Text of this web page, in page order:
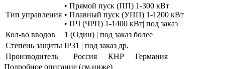
Тип управления
• Прямой пуск (ПП) 1-300 кВт
• Плавный пуск (УПП) 1-1200 кВт
• ПЧ (ЧРП) 1-1400 кВт| под заказ
Кол-во вводов
1 (Один) | под заказ более
Степень защиты IP31 | под заказ др.
Производитель
Россия КНР
Германия
Подробное описание (см.ниже)